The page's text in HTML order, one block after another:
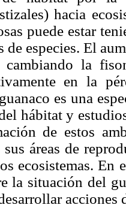
hacia
puede estar
especies. El
cambiando la
en la
es una
hábitat y
de estos
áreas de
ecosistemas. En
la situación del